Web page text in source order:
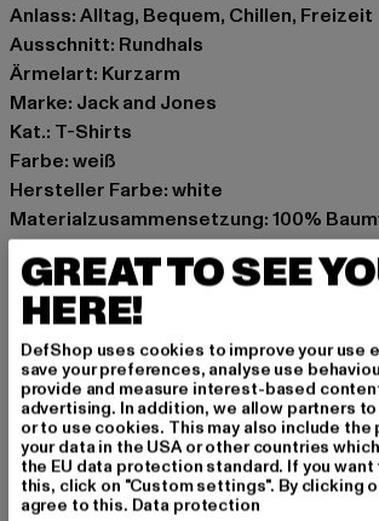
Anlass: Alltag, Bequem, Chillen, Freizeit
Ausschnitt: Rundhals
Ärmelart: Kurzarm
Marke: Jack and Jones
Kat.: T-Shirts
Farbe: weiß
Hersteller Farbe: white
Materialzusammensetzung: 100%
Art.Nr: 12243308-00220
Hersteller: Bestseller Textilhandels
Schöneberger Straße 15 | 10963 Berlin |
GRÖSSE & PASSFORM
PFLEGEHINWEISE
GREAT TO SEE
HERE!
DefShop uses cookies to improve your use
save your preferences, analyse use
provide and measure interest-based
advertising. In addition, we allow partners
or to use cookies. This may also include
your data in the USA or other countries
the EU data protection standard. If you want
this, click on "Custom settings". By clicking
agree to this. Data protection